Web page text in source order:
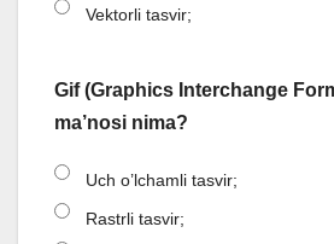
Vektorli tasvir;
Gif (Graphics Interchange
ma’nosi nima?
Uch o’lchamli tasvir;
Rastrli tasvir;